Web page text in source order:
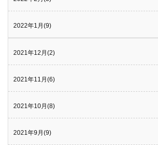
2022年1月(9)
2021年12月(2)
2021年11月(6)
2021年10月(8)
2021年9月(9)